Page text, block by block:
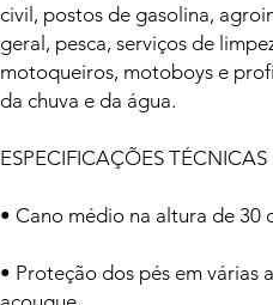
civil, postos de gasolina,
geral, pesca, serviços de
motoqueiros, motoboys e
da chuva e da água.
ESPECIFICAÇÕES TÉCNICAS
• Cano médio na altura de 30
• Proteção dos pés em várias